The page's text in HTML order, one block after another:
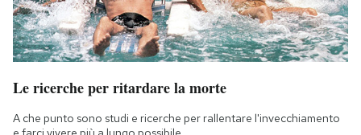
Le ricerche per ritardare la morte
A che punto sono studi e ricerche per rallentare l'invecchiamento